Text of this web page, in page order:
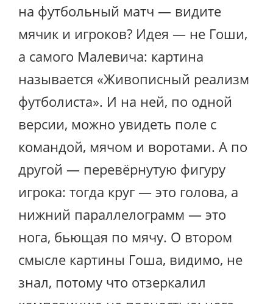
на футбольный матч — видите
мячик и игроков? Идея — не Гоши,
а самого Малевича: картина
называется «Живописный реализм
футболиста». И на ней, по одной
версии, можно увидеть поле с
командой, мячом и воротами. А по
другой — перевёрнутую фигуру
игрока: тогда круг — это голова, а
нижний параллелограмм — это
нога, бьющая по мячу. О втором
смысле картины Гоша, видимо, не
знал, потому что отзеркалил